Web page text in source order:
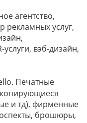
агентство,
рекламных услуг,
вэб-дизайн,
Печатные
и тд), фирменные
брошюры,